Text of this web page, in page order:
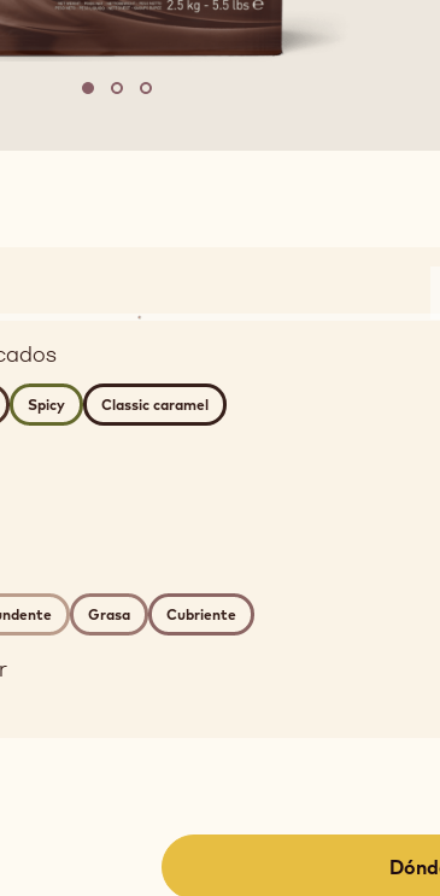
Move to slide 1
Move to slide 2
Move to slide 3
Spicy Classic caramel
Grasa Cubriente